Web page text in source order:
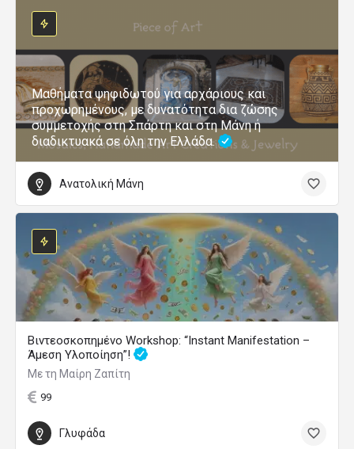
Μαθήματα ψηφιδωτού για αρχάριους και
προχωρημένους, με δυνατότητα δια ζώσης
συμμετοχής στη Σπάρτη και στη Μάνη ή
διαδικτυακά σε όλη την Ελλάδα.
Ανατολική Μάνη
Βιντεοσκοπημένο Workshop: “Instant Manifestation –
Άμεση Υλοποίηση”!
Με τη Μαίρη Ζαπίτη
99
Γλυφάδα